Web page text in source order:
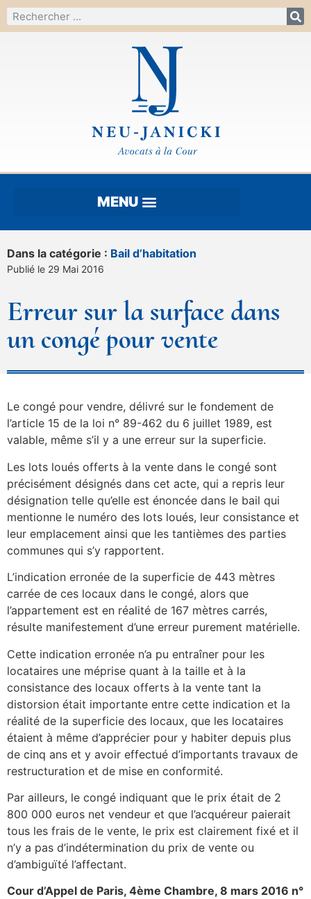
Dans la catégorie : Bail d’habitation
Publié le 29 Mai 2016
Erreur sur la surface dans
un congé pour vente
Le congé pour vendre, délivré sur le fondement de
l’article 15 de la loi n° 89-462 du 6 juillet 1989, est
valable, même s’il y a une erreur sur la superficie.
Les lots loués offerts à la vente dans le congé sont
précisément désignés dans cet acte, qui a repris leur
désignation telle qu’elle est énoncée dans le bail qui
mentionne le numéro des lots loués, leur consistance et
leur emplacement ainsi que les tantièmes des parties
communes qui s’y rapportent.
L’indication erronée de la superficie de 443 mètres
carrée de ces locaux dans le congé, alors que
l’appartement est en réalité de 167 mètres carrés,
résulte manifestement d’une erreur purement matérielle.
Cette indication erronée n’a pu entraîner pour les
locataires une méprise quant à la taille et à la
consistance des locaux offerts à la vente tant la
distorsion était importante entre cette indication et la
réalité de la superficie des locaux, que les locataires
étaient à même d’apprécier pour y habiter depuis plus
de cinq ans et y avoir effectué d’importants travaux de
restructuration et de mise en conformité.
Par ailleurs, le congé indiquant que le prix était de 2
800 000 euros net vendeur et que l’acquéreur paierait
tous les frais de le vente, le prix est clairement fixé et il
n’y a pas d’indétermination du prix de vente ou
d’ambiguïté l’affectant.
Cour d’Appel de Paris, 4ème Chambre, 8 mars 2016 n°